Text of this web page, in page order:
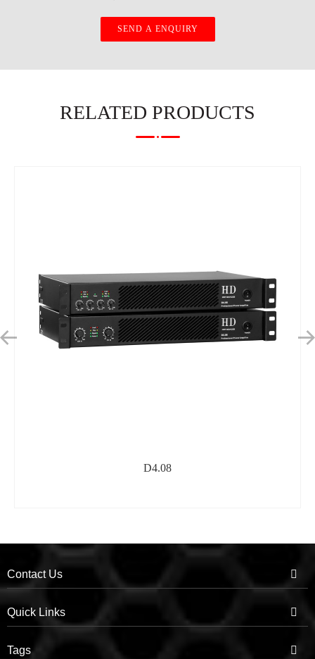
RELATED PRODUCTS
D4.08
Contact Us
Quick Links
Tags